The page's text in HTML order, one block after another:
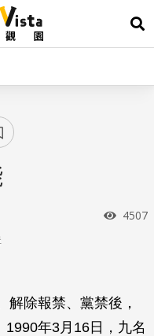
展
瀏覽
4507
解除報禁、黨禁後，
年3月16日，九名